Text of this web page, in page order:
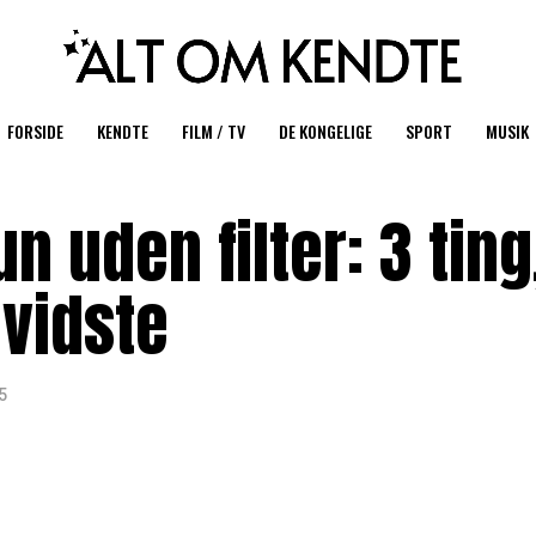
FORSIDE KENDTE FILM / TV DE KONGELIGE SPORT MUSIK
uden filter: 3